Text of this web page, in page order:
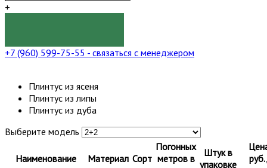
+
+7 (960) 599-75-55 - связаться с менеджером
Плинтус из ясеня
Плинтус из липы
Плинтус из дуба
Выберите модель
Наименование Материал Сорт
Погонных
метров в
Штук в
упаковке